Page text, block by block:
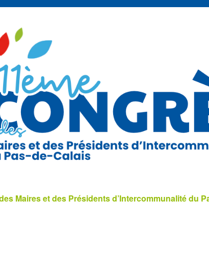
Maires et des Présidents d’Intercommunalité du